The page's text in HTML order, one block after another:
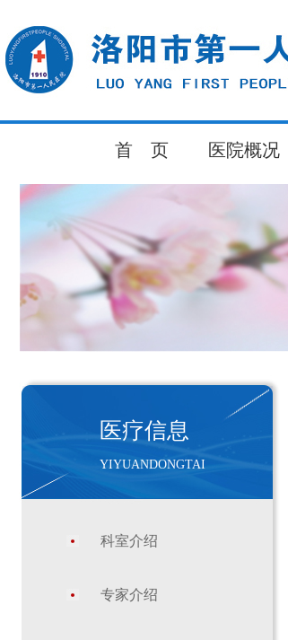
首 页 医院概况
医疗信息
YIYUANDONGTAI
科室介绍
专家介绍